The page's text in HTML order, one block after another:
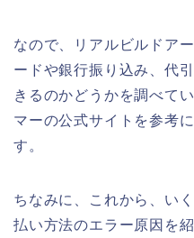
なので、リアルビルドア
ードや銀行振り込み、代
きるのかどうかを調べて
マーの公式サイトを参考
す。
ちなみに、これから、い
払い方法のエラー原因を